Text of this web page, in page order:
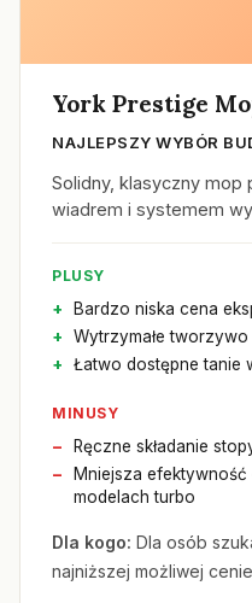
York Prestige
NAJLEPSZY WYBÓR
Solidny, klasyczny mop
wiadrem i systemem
PLUSY
Bardzo niska cena
Wytrzymałe tworzywo
Łatwo dostępne tanie
MINUSY
Ręczne składanie
Mniejsza
modelach turbo
Dla kogo: Dla osób
najniższej możliwej